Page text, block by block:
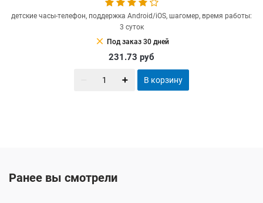
детские часы-телефон, поддержка Android/iOS, шагомер, время работы:
3 суток
clear Под заказ 30 дней
231.73 руб
В корзину
Ранее вы смотрели